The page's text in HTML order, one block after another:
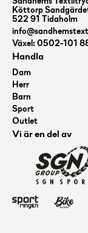
Köttorp
522 91 Tidaholm
Växel: 0502-101
Handla
Dam
Herr
Barn
Sport
Outlet
Vi är en del av